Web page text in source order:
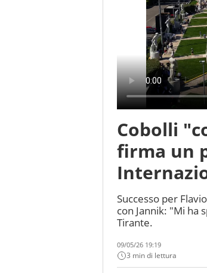
Cobolli
firma un
Successo per
con Jannik: "Mi ha
Tirante.
09/05/26 19:19
3 min di lettura